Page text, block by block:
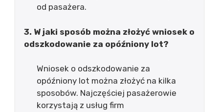
od pasażera.
3. W jaki sposób można złożyć wniosek o
odszkodowanie za opóźniony lot?
Wniosek o odszkodowanie za
opóźniony lot można złożyć na kilka
sposobów. Najczęściej pasażerowie
korzystają z usług firm